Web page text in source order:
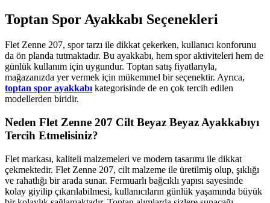
Toptan Spor Ayakkabı Seçenekleri
Flet Zenne 207, spor tarzı ile dikkat çekerken, kullanıcı konforunu
da ön planda tutmaktadır. Bu ayakkabı, hem spor aktiviteleri hem de
günlük kullanım için uygundur. Toptan satış fiyatlarıyla,
mağazanızda yer vermek için mükemmel bir seçenektir. Ayrıca,
toptan spor ayakkabı kategorisinde de en çok tercih edilen
modellerden biridir.
Neden Flet Zenne 207 Cilt Beyaz Beyaz Ayakkabıyı
Tercih Etmelisiniz?
Flet markası, kaliteli malzemeleri ve modern tasarımı ile dikkat
çekmektedir. Flet Zenne 207, cilt malzeme ile üretilmiş olup, şıklığı
ve rahatlığı bir arada sunar. Fermuarlı bağcıklı yapısı sayesinde
kolay giyilip çıkarılabilmesi, kullanıcıların günlük yaşamında büyük